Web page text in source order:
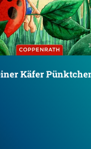
Käfer Pünktchen